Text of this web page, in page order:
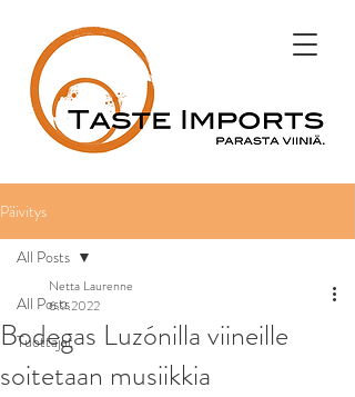
Päivitys
All Posts
Tuottajat
All Posts
Bodegas Luzónilla viineille
soitetaan musiikkia
Netta Laurenne
6.9.2022